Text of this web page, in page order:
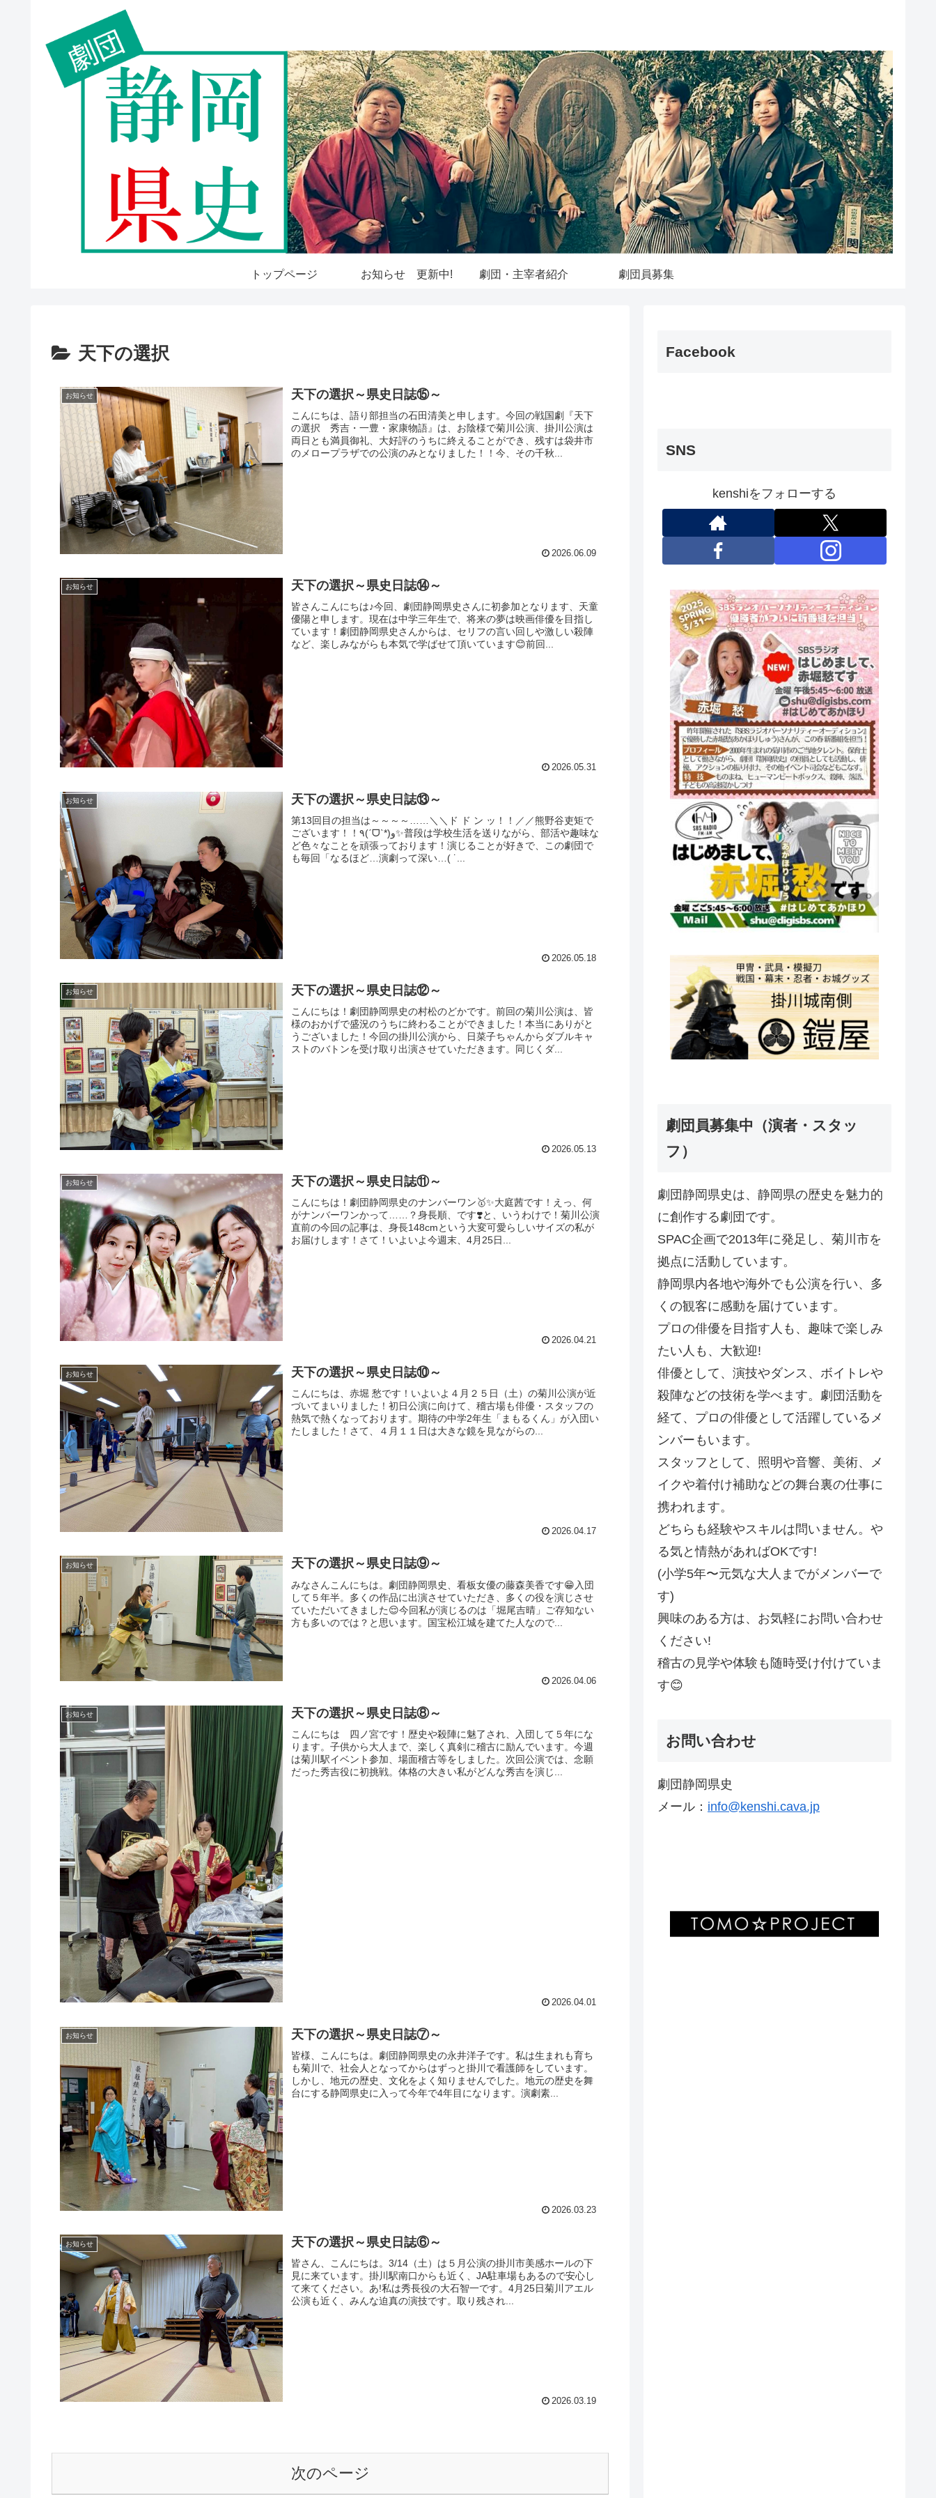
トップページ お知らせ 更新中! 劇団・主宰者紹介 劇団員募集
天下の選択
お知らせ 天下の選択～県史日誌⑮～
こんにちは、語り部担当の石田清美と申します。今回の戦国劇『天下
の選択 秀吉・一豊・家康物語』は、お陰様で菊川公演、掛川公演は
両日とも満員御礼、大好評のうちに終えることができ、残すは袋井市
のメロープラザでの公演のみとなりました！！今、その千秋...
2026.06.09
お知らせ 天下の選択～県史日誌⑭～
皆さんこんにちは♪今回、劇団静岡県史さんに初参加となります、天童
優陽と申します。現在は中学三年生で、将来の夢は映画俳優を目指し
ています！劇団静岡県史さんからは、セリフの言い回しや激しい殺陣
など、楽しみながらも本気で学ばせて頂いています😊前回...
2026.05.31
お知らせ 天下の選択～県史日誌⑬～
第13回目の担当は～～～～……＼＼ド ド ン ッ！！／／熊野谷吏矩で
ございます！！٩(ˊᗜˋ*)و✨普段は学校生活を送りながら、部活や趣味な
ど色々なことを頑張っております！演じることが好きで、この劇団で
も毎回「なるほど…演劇って深い…( ˙...
2026.05.18
お知らせ 天下の選択～県史日誌⑫～
こんにちは！劇団静岡県史の村松のどかです。前回の菊川公演は、皆
様のおかげで盛況のうちに終わることができました！本当にありがと
うございました！今回の掛川公演から、日菜子ちゃんからダブルキャ
ストのバトンを受け取り出演させていただきます。同じくダ...
2026.05.13
お知らせ 天下の選択～県史日誌⑪～
こんにちは！劇団静岡県史のナンバーワン🥇✨大庭茜です！えっ、何
がナンバーワンかって……？身長順、です❣️と、いうわけで！菊川公演
直前の今回の記事は、身長148cmという大変可愛らしいサイズの私が
お届けします！さて！いよいよ今週末、4月25日...
2026.04.21
お知らせ 天下の選択～県史日誌⑩～
こんにちは、赤堀 愁です！いよいよ４月２５日（土）の菊川公演が近
づいてまいりました！初日公演に向けて、稽古場も俳優・スタッフの
熱気で熱くなっております。期待の中学2年生「まもるくん」が入団い
たしました！さて、４月１１日は大きな鏡を見ながらの...
2026.04.17
お知らせ 天下の選択～県史日誌⑨～
みなさんこんにちは。劇団静岡県史、看板女優の藤森美香です😁入団
して５年半。多くの作品に出演させていただき、多くの役を演じさせ
ていただいてきました😌今回私が演じるのは「堀尾吉晴」ご存知ない
方も多いのでは？と思います。国宝松江城を建てた人なので...
2026.04.06
お知らせ 天下の選択～県史日誌⑧～
こんにちは 四ノ宮です！歴史や殺陣に魅了され、入団して５年にな
ります。子供から大人まで、楽しく真剣に稽古に励んでいます。今週
は菊川駅イベント参加、場面稽古等をしました。次回公演では、念願
だった秀吉役に初挑戦。体格の大きい私がどんな秀吉を演じ...
2026.04.01
お知らせ 天下の選択～県史日誌⑦～
皆様、こんにちは。劇団静岡県史の永井洋子です。私は生まれも育ち
も菊川で、社会人となってからはずっと掛川で看護師をしています。
しかし、地元の歴史、文化をよく知りませんでした。地元の歴史を舞
台にする静岡県史に入って今年で4年目になります。演劇素...
2026.03.23
お知らせ 天下の選択～県史日誌⑥～
皆さん、こんにちは。3/14（土）は５月公演の掛川市美感ホールの下
見に来ています。掛川駅南口からも近く、JA駐車場もあるので安心し
て来てください。あ!私は秀長役の大石智一です。4月25日菊川アエル
公演も近く、みんな迫真の演技です。取り残され...
2026.03.19
次のページ
Facebook
SNS
kenshiをフォローする
劇団員募集中（演者・スタッ
フ）
劇団静岡県史は、静岡県の歴史を魅力的
に創作する劇団です。
SPAC企画で2013年に発足し、菊川市を
拠点に活動しています。
静岡県内各地や海外でも公演を行い、多
くの観客に感動を届けています。
プロの俳優を目指す人も、趣味で楽しみ
たい人も、大歓迎!
俳優として、演技やダンス、ボイトレや
殺陣などの技術を学べます。劇団活動を
経て、プロの俳優として活躍しているメ
ンバーもいます。
スタッフとして、照明や音響、美術、メ
イクや着付け補助などの舞台裏の仕事に
携われます。
どちらも経験やスキルは問いません。や
る気と情熱があればOKです!
(小学5年〜元気な大人までがメンバーで
す)
興味のある方は、お気軽にお問い合わせ
ください!
稽古の見学や体験も随時受け付けていま
す😊
お問い合わせ
劇団静岡県史
メール： info@kenshi.cava.jp